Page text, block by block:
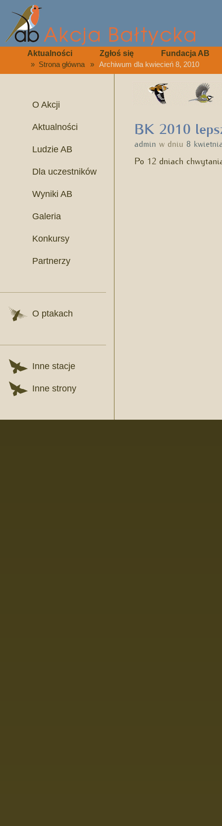
Aktualności Zgłoś się Fundacja AB
» Strona główna » Archiwum dla kwiecień 8, 2010
O Akcji
Aktualności
Ludzie AB
Dla uczestników
Wyniki AB
Galeria
Konkursy
Partnerzy
O ptakach
Inne stacje
Inne strony
BK 2010
admin w dniu 8
Po 12 dniach